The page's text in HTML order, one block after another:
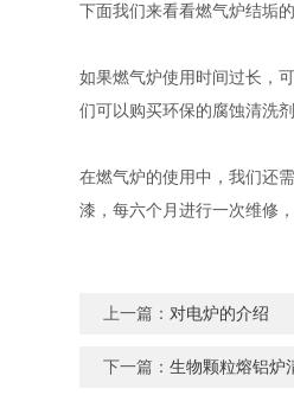
下面我们来看看燃气炉结垢的
如果燃气炉使用时间过长，
们可以购买环保的腐蚀清洗
在燃气炉的使用中，我们还
漆，每六个月进行一次维修
上一篇： 对电炉的介绍
下一篇：生物颗粒熔铝炉